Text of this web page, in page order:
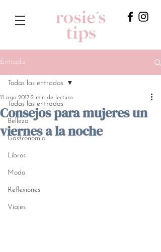
Entrada
Todas las entradas
Belleza
Gastronomía
Libros
Moda
Reflexiones
Viajes
Todas las entradas
Consejos para mujeres un
viernes a la noche
11 ago 2017 2 min de lectura